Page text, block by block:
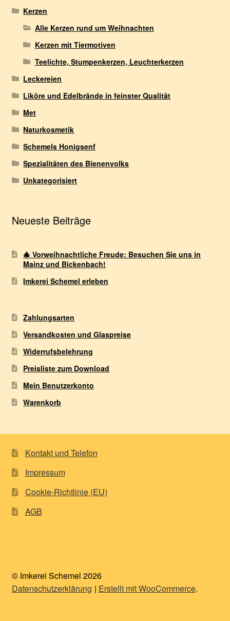
Kerzen
Alle Kerzen rund um Weihnachten
Kerzen mit Tiermotiven
Teelichte, Stumpenkerzen, Leuchterkerzen
Leckereien
Liköre und Edelbrände in feinster Qualität
Met
Naturkosmetik
Schemels Honigsenf
Spezialitäten des Bienenvolks
Unkategorisiert
Neueste Beiträge
🎄 Vorweihnachtliche Freude: Besuchen Sie uns in
Mainz und Bickenbach!
Imkerei Schemel erleben
Zahlungsarten
Versandkosten und Glaspreise
Widerrufsbelehrung
Preisliste zum Download
Mein Benutzerkonto
Warenkorb
Kontakt und Telefon
Impressum
Cookie-Richtlinie (EU)
AGB
© Imkerei Schemel 2026
Datenschutzerklärung
Erstellt mit WooCommerce.